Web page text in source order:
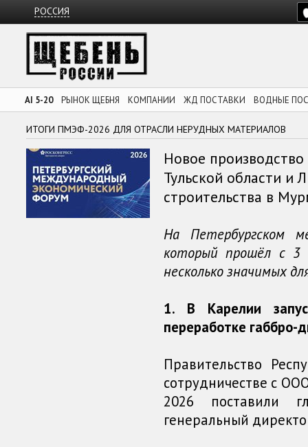
РОССИЯ
AI 5-20 РЫНОК ЩЕБНЯ КОМПАНИИ ЖД ПОСТАВКИ ВОДНЫЕ
ИТОГИ ПМЭФ-2026 ДЛЯ ОТРАСЛИ НЕРУДНЫХ МАТЕРИАЛОВ
Новое
Тульской области и
строительства в
На Петербургском
который прошёл с 3
несколько значимых
1. В Карелии
переработке габбро-
Правительство
сотрудничестве с
2026 поставили
генеральный